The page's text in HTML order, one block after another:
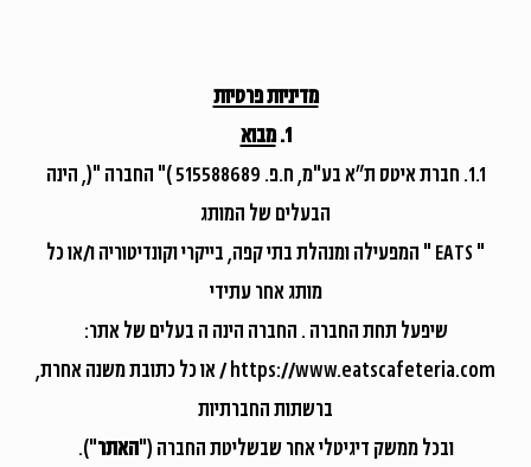
להרשמה
מדיניות פרטיות
1. מבוא
1.1. חברת איטס ת״א בע"מ, ח.פ. 515588689 )" החברה "(, הינה
הבעלים של המותג
" EATS " המפעילה ומנהלת בתי קפה, בייקרי וקונדיטוריה ו/או כל
מותג אחר עתידי
שיפעל תחת החברה . החברה הינה ה בעלים של אתר:
https://www.eatscafeteria.com/ או כל כתובת משנה אחרת,
ברשתות החברתיות
ובכל ממשק דיגיטלי אחר שבשליטת החברה ("האתר").